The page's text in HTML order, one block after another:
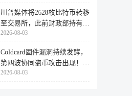
川普媒体将2628枚比特币转移
至交易所，此前财政部持有的
比特
2026-08-03
Coldcard固件漏洞持续发酵，
第四波协同盗币攻击出现！
462个
2026-08-03